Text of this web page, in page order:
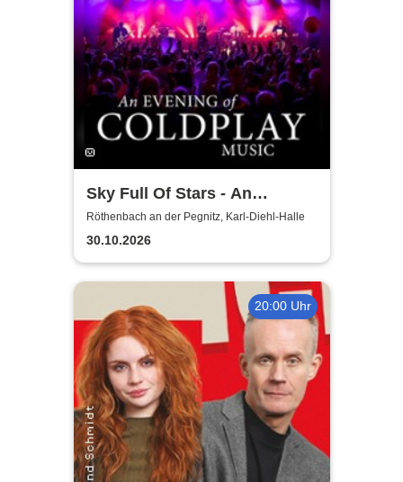
Sky Full Of Stars - An
Evening Of Coldplay Music
Röthenbach an der Pegnitz, Karl-Diehl-Halle
30.10.2026
20:00 Uhr